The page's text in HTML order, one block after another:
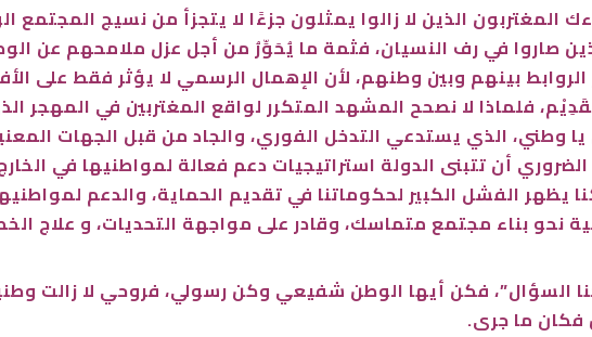
المغتربون الذين لا زالوا يمثلون جزءًا لا يتجزأ من نسيج المجتمع
صاروا في رف النسيان، فثمة ما يُحَوِّرُ من أجل عزل ملامحهم عن
بينهم وبين وطنهم، لأن الإهمال الرسمي لا يؤثر فقط على
فلماذا لا نصحح المشهد المتكرر لواقع المغتربين في المهجر
وطني، الذي يستدعي التدخل الفوري، والجاد من قبل الجهات
أن تتبنى الدولة استراتيجيات دعم فعالة لمواطنيها في
يظهر الفشل الكبير لحكوماتنا في تقديم الحماية، والدعم
بناء مجتمع متماسك، وقادر على مواجهة التحديات، و علاج
السؤال”، فكن أيها الوطن شفيعي وكن رسولي، فروحي لا زالت
فكان ما جرى.